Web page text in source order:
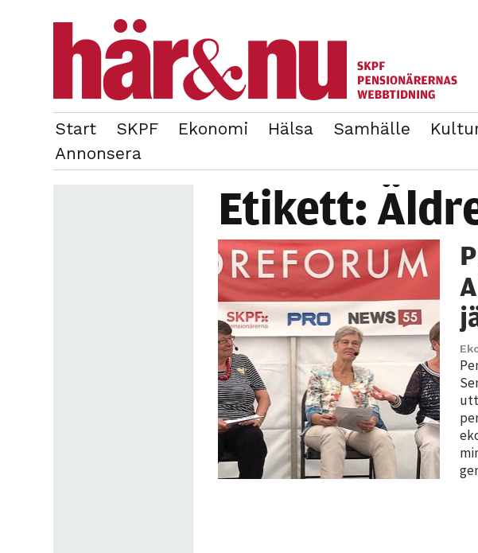
Start SKPF Ekonomi Hälsa Samhälle
Annonsera
OM REDAKTIONEN
Etikett: